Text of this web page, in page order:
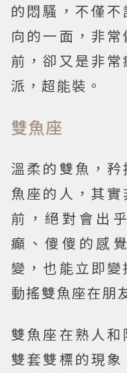
的悶騷，不僅
向的一面，非
前，卻又是非
派，超能裝。
雙魚座
溫柔的雙魚，
魚座的人，其
前，絕對會出
癲、傻傻的感
變，也能立即
動搖雙魚座在朋
雙魚座在熟人
雙套雙標的現